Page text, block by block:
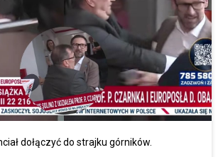
dołączyć do strajku górników.